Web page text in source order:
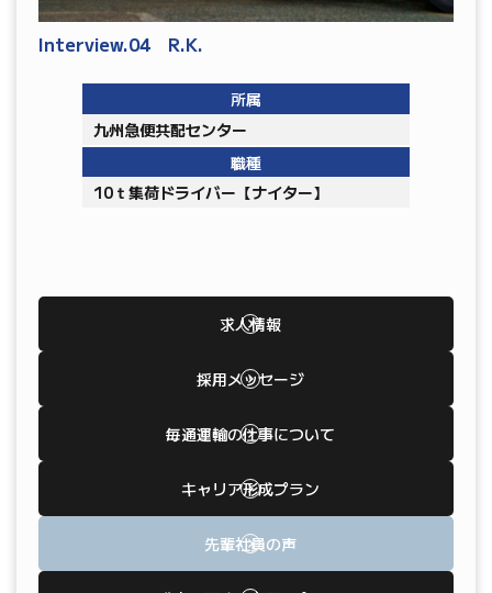
Interview.04 R.K.
所属
九州急便共配センター
職種
10ｔ集荷ドライバー【ナイター】
求人情報
採用メッセージ
毎通運輸の仕事について
キャリア形成プラン
先輩社員の声